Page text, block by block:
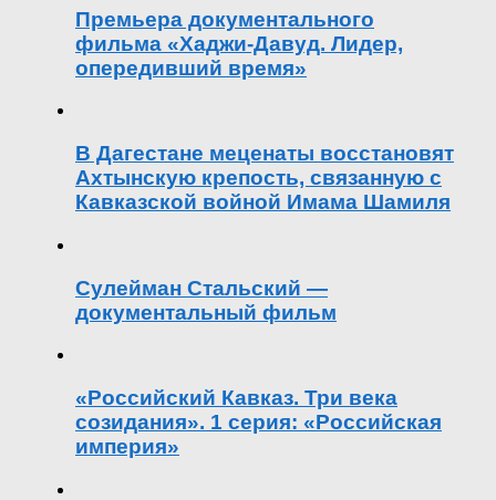
Премьера документального
фильма «Хаджи-Давуд. Лидер,
опередивший время»
В Дагестане меценаты восстановят
Ахтынскую крепость, связанную с
Кавказской войной Имама Шамиля
Сулейман Стальский —
документальный фильм
«Российский Кавказ. Три века
созидания». 1 серия: «Российская
империя»